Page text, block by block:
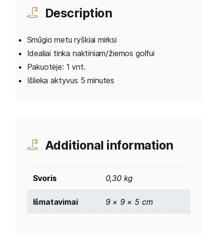
Description
Smūgio metu ryškiai mirksi
Idealiai tinka naktiniam/žiemos golfui
Pakuotėje: 1 vnt.
Išlieka aktyvus 5 minutes
Additional information
Svoris 0,30 kg
Išmatavimai 9 × 9 × 5 cm